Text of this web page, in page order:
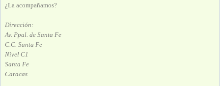
¿La acompañamos?
Dirección:
Av. Ppal. de Santa Fe
C.C. Santa Fe
Nivel C1
Santa Fe
Caracas